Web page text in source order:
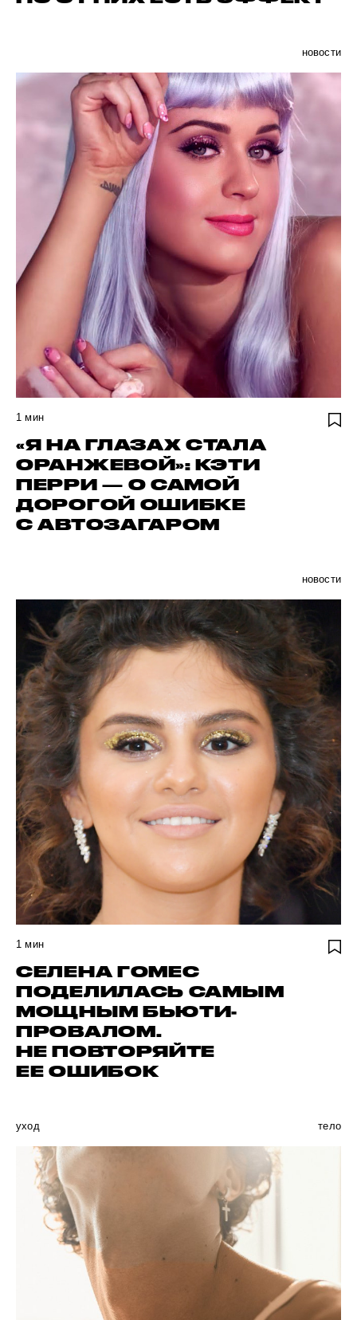
новости
1 мин
«Я НА ГЛАЗАХ СТАЛА
ОРАНЖЕВОЙ»: КЭТИ
ПЕРРИ — О САМОЙ
ДОРОГОЙ ОШИБКЕ
С АВТОЗАГАРОМ
новости
1 мин
СЕЛЕНА ГОМЕС
ПОДЕЛИЛАСЬ САМЫМ
МОЩНЫМ БЬЮТИ-
ПРОВАЛОМ.
НЕ ПОВТОРЯЙТЕ
ЕЕ ОШИБОК
уход тело